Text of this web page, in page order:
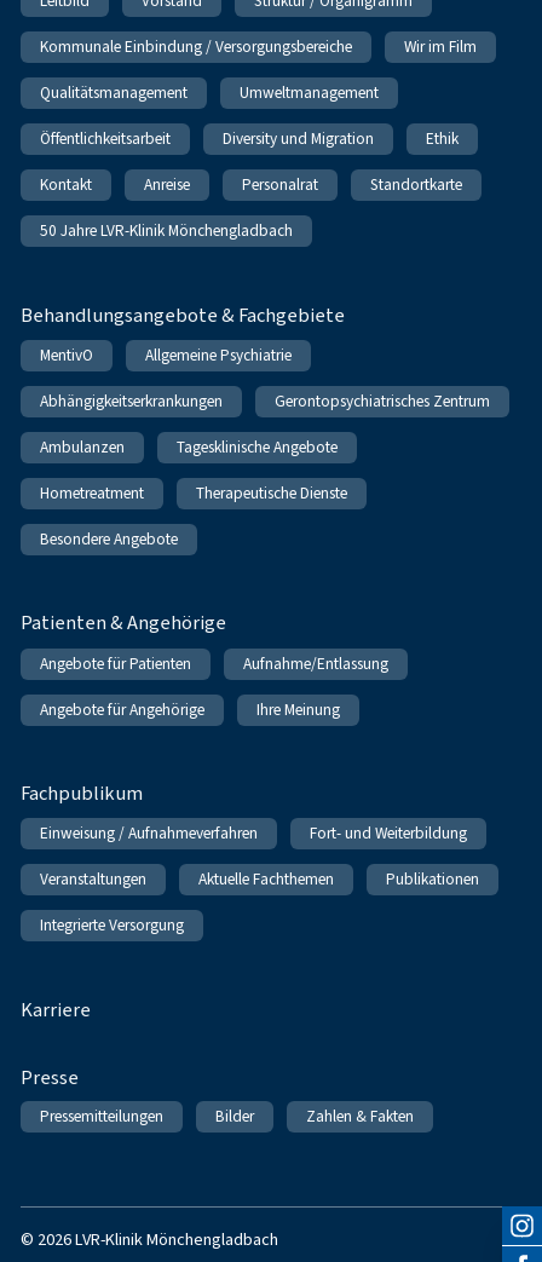
Kommunale Einbindung / Versorgungsbereiche Wir im Film
Qualitätsmanagement Umweltmanagement
Öffentlichkeitsarbeit Diversity und Migration Ethik
Kontakt Anreise Personalrat Standortkarte
50 Jahre LVR-Klinik Mönchengladbach
Behandlungsangebote & Fachgebiete
MentivO Allgemeine Psychiatrie
Abhängigkeitserkrankungen Gerontopsychiatrisches Zentrum
Ambulanzen Tagesklinische Angebote
Hometreatment Therapeutische Dienste
Besondere Angebote
Patienten & Angehörige
Angebote für Patienten Aufnahme/Entlassung
Angebote für Angehörige Ihre Meinung
Fachpublikum
Einweisung / Aufnahmeverfahren Fort- und Weiterbildung
Veranstaltungen Aktuelle Fachthemen Publikationen
Integrierte Versorgung
Karriere
Presse
Pressemitteilungen Bilder Zahlen & Fakten
© 2026 LVR-Klinik Mönchengladbach